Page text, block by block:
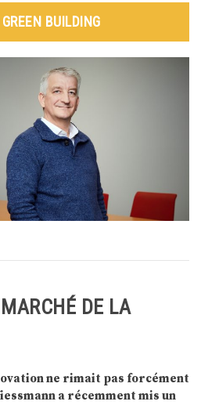
BUILDING
DE LA
ne rimait pas forcément
a récemment mis un